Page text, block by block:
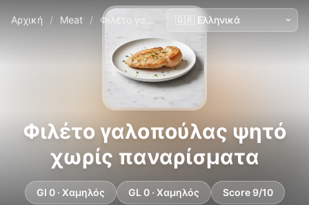
Αρχική / Meat / Φιλέτο γαλοπούλας ψητό χωρίς παναρίσματα
Φιλέτο γαλοπούλας ψητό
χωρίς παναρίσματα
GI 0 · Χαμηλός GL 0 · Χαμηλός Score 9/10